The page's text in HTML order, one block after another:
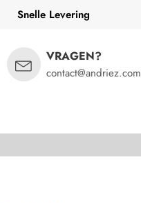
Snelle Levering
VRAGEN?
contact@andriez.com